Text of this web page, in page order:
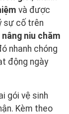
và được
sự cố trên
nâng niu chăm
nhanh chóng
động ngày
gói vệ sinh
Kèm theo